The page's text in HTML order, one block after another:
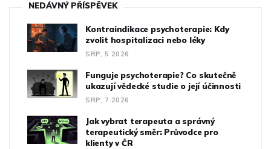
NEDÁVNÝ PŘÍSPĚVEK
Kontraindikace psychoterapie: Kdy
zvolit hospitalizaci nebo léky
SRP, 5 2026
Funguje psychoterapie? Co skutečně
ukazují vědecké studie o její účinnosti
SRP, 7 2026
Jak vybrat terapeuta a správný
terapeutický směr: Průvodce pro
klienty v ČR